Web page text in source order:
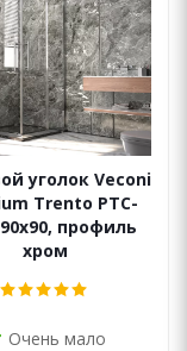
уголок Veconi
Trento PTC-
90x90, профиль
хром
Очень мало